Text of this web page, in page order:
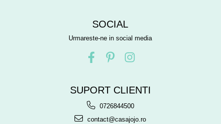
SOCIAL
Urmareste-ne in social media
SUPORT CLIENTI
0726844500
contact@casajojo.ro